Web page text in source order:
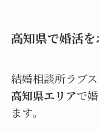
高知県で婚活
結婚相談所ラブス
高知県エリアで
ます。